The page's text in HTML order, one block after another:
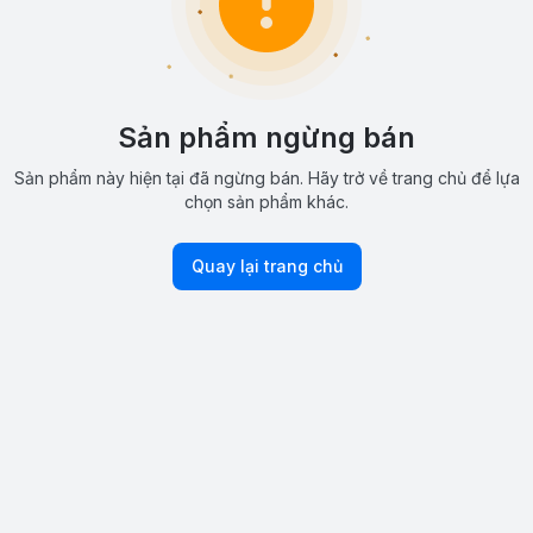
Sản phẩm ngừng bán
Sản phẩm này hiện tại đã ngừng bán. Hãy trở về trang chủ để lựa
chọn sản phẩm khác.
Quay lại trang chủ